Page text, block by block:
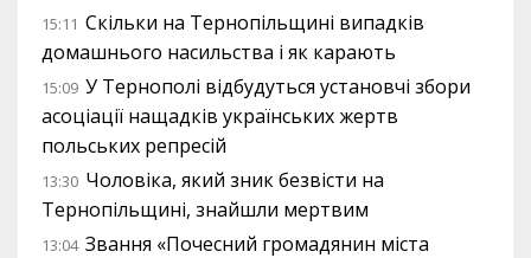
15:11 Скільки на Тернопільщині випадків
домашнього насильства і як карають
15:09 У Тернополі відбудуться установчі збори
асоціації нащадків українських жертв
польських репресій
13:30 Чоловіка, який зник безвісти на
Тернопільщині, знайшли мертвим
13:04 Звання «Почесний громадянин міста